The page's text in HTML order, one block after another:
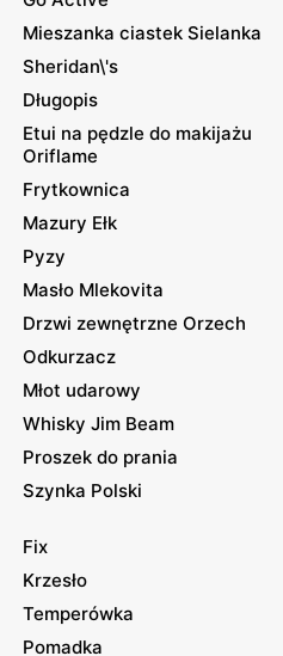
Mieszanka ciastek Sielanka
Sheridan\'s
Długopis
Etui na pędzle do makijażu
Oriflame
Frytkownica
Mazury Ełk
Pyzy
Masło Mlekovita
Drzwi zewnętrzne Orzech
Odkurzacz
Młot udarowy
Whisky Jim Beam
Proszek do prania
Szynka Polski
Fix
Krzesło
Temperówka
Pomadka